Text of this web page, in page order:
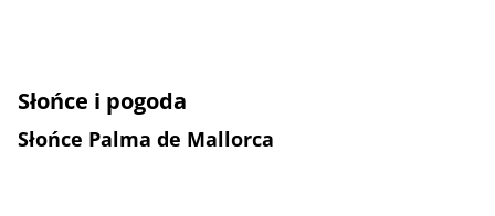
Słońce i pogoda
Słońce Palma de Mallorca